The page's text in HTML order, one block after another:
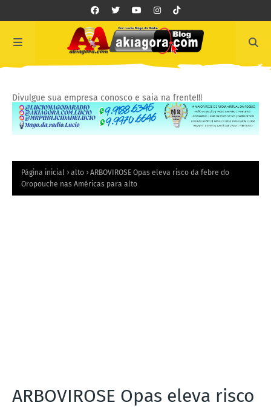
Divulgue sua empresa conosco e saia na frente!!!
Página inicial alto
ARBOVIROSE Opas eleva risco da febre do
Oropouche nas Américas para alto
ARBOVIROSE Opas eleva risco